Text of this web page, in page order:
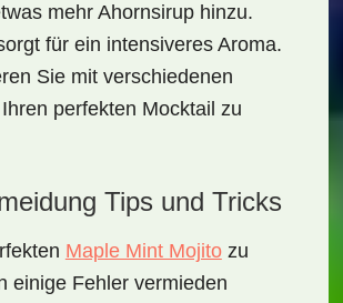
mehr Ahornsirup hinzu.
für ein intensiveres Aroma.
Sie mit verschiedenen
perfekten Mocktail zu
Tips und Tricks
Maple Mint Mojitozu
einige Fehler vermieden